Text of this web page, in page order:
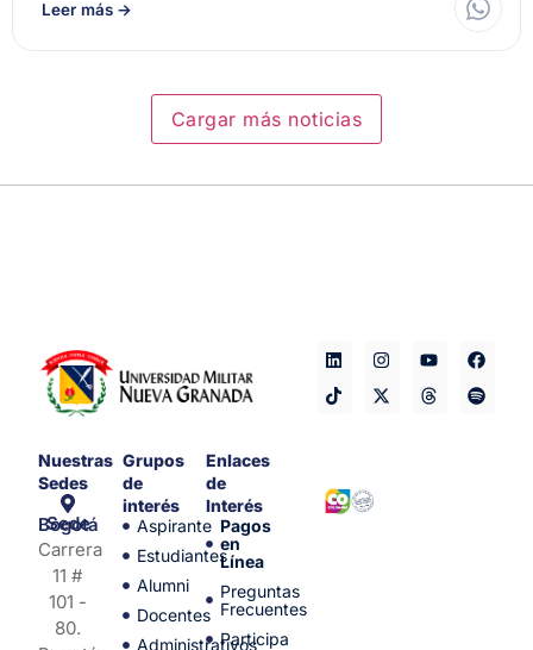
Leer más →
Cargar más noticias
Nuestras
Sedes
Sede Bogotá
Carrera
11 #
101 -
80.
Grupos
de
interés
Aspirante
Estudiantes
Alumni
Docentes
Administrativos
Enlaces
de
Interés
Pagos
en
Línea
Preguntas
Frecuentes
Participa